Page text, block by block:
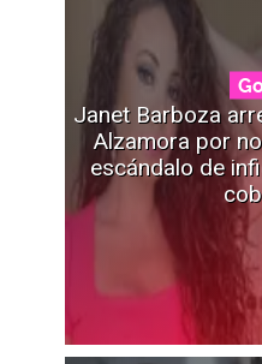
Janet Barboza
Alzamora por
escándalo de